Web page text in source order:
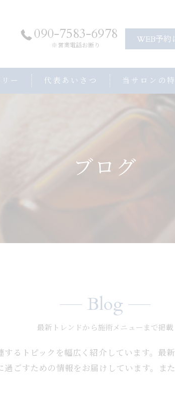
090-7583-6978
※営業電話お断り WEB予約
ー 代表あいさつ 当サロンの
アロママッサージ
プライベートサロ
ブログ
Blog
最新トレンドから施術メニューまで掲載
るトピックを幅広く紹介しています。最
ごすための情報をお届けしています。ま